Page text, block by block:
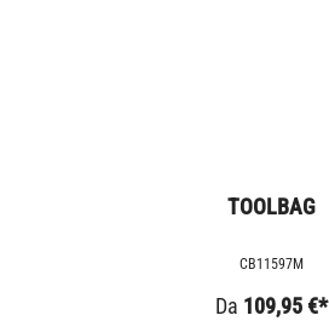
TOOLBAG
CB11597M
Da 109,95 €*